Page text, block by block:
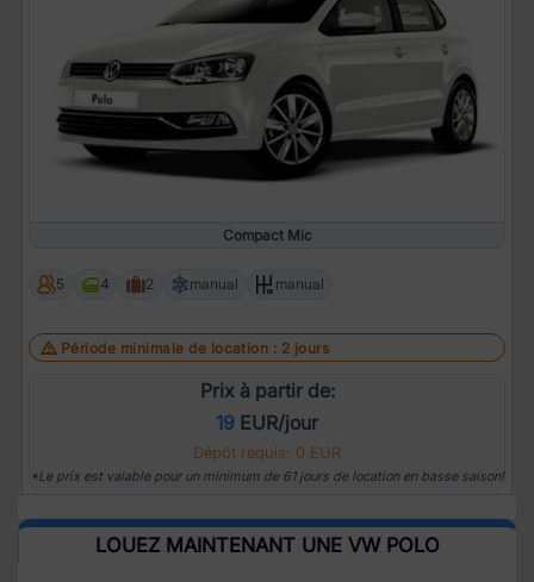
Compact Mic
5 4 2 manual manual
Période minimale de location : 2 jours
Prix à partir de:
19 EUR/jour
Dépôt requis: 0 EUR
*Le prix est valable pour un minimum de 61 jours de location en basse saison!
LOUEZ MAINTENANT UNE VW POLO